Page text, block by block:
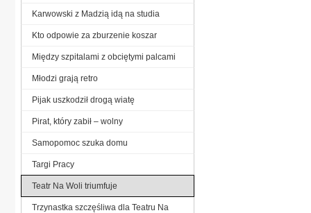
Karwowski z Madzią idą na studia
Kto odpowie za zburzenie koszar
Między szpitalami z obciętymi palcami
Młodzi grają retro
Pijak uszkodził drogą wiatę
Pirat, który zabił – wolny
Samopomoc szuka domu
Targi Pracy
Teatr Na Woli triumfuje
Trzynastka szczęśliwa dla Teatru Na